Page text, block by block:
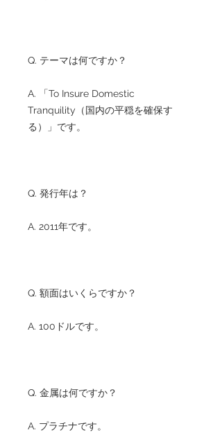
Q. テーマは何ですか？
A. 「To Insure Domestic
Tranquility（国内の平穏を確保す
る）」です。
Q. 発行年は？
A. 2011年です。
Q. 額面はいくらですか？
A. 100ドルです。
Q. 金属は何ですか？
A. プラチナです。